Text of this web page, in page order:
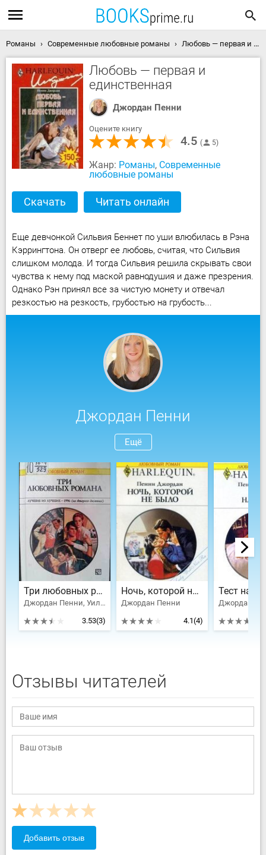
Романы Современные любовные романы Любовь — первая и единственная скачать книгу
Любовь — первая и
единственная
Джордан Пенни
Оцените книгу
4.5 5
Жанр: Романы, Современные
любовные романы
Скачать Читать онлайн
Еще девчонкой Сильвия Беннет по уши влюбилась в Рэна
Кэррингтона. Он отверг ее любовь, считая, что Сильвия
слишком молода. И тогда Сильвия решила скрывать свои
чувства к нему под маской равнодушия и даже презрения.
Однако Рэн принял все за чистую монету и отвечал
резкостью на резкость, грубостью на грубость...
Джордан Пенни
Ещё
Три любовных романа Лучшие из лучших — 1996 .
Джордан Пенни, Уилсон Патриция, Гамильтон Диана
3.53(3)
Ночь, которой не было
Джордан Пенни
4.1(4)
Тест на
Джордан
Отзывы читателей
Добавить отзыв